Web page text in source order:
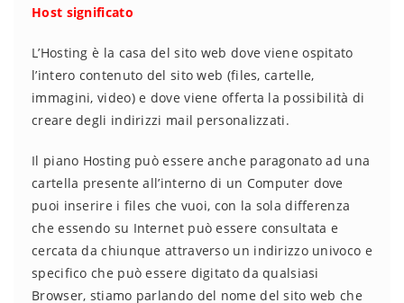
Host significato
L’Hosting è la casa del sito web dove viene ospitato
l’intero contenuto del sito web (files, cartelle,
immagini, video) e dove viene offerta la possibilità di
creare degli indirizzi mail personalizzati.
Il piano Hosting può essere anche paragonato ad una
cartella presente all’interno di un Computer dove
puoi inserire i files che vuoi, con la sola differenza
che essendo su Internet può essere consultata e
cercata da chiunque attraverso un indirizzo univoco e
specifico che può essere digitato da qualsiasi
Browser, stiamo parlando del nome del sito web che